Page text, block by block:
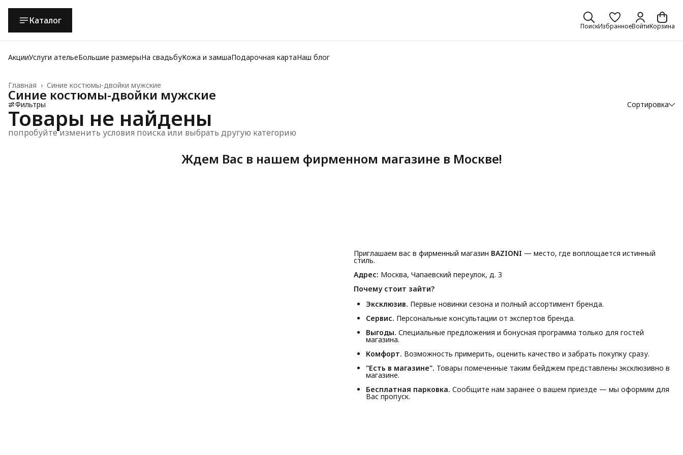
Каталог
ПоискИзбранноеВойтиКорзина
АкцииУслуги ательеБольшие размерыНа свадьбуКожа и замшаПодарочная картаНаш блог
Синие костюмы-двойки мужские
Главная ›
Синие костюмы-двойки мужские
Фильтры Сортировка
Товары не найдены
попробуйте изменить условия поиска или выбрать другую категорию
Ждем Вас в нашем фирменном магазине в Москве!
Приглашаем вас в фирменный магазин BAZIONI — место, где воплощается истинный
стиль.
Адрес: Москва, Чапаевский переулок, д. 3
Почему стоит зайти?
Эксклюзив. Первые новинки сезона и полный ассортимент бренда.
Сервис. Персональные консультации от экспертов бренда.
Выгоды. Специальные предложения и бонусная программа только для гостей
магазина.
Комфорт. Возможность примерить, оценить качество и забрать покупку сразу.
"Есть в магазине". Товары помеченные таким бейджем представлены эксклюзивно в
магазине.
Бесплатная парковка. Сообщите нам заранее о вашем приезде — мы оформим для
Вас пропуск.